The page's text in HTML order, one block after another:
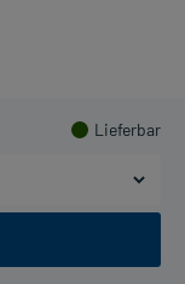
Lieferbar